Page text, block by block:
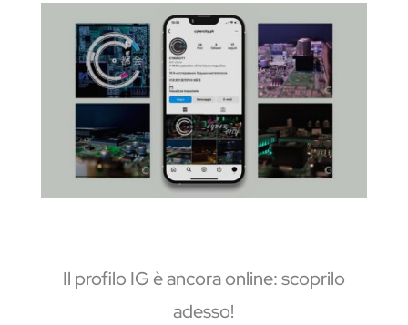
Il profilo IG è ancora online: scoprilo
adesso!